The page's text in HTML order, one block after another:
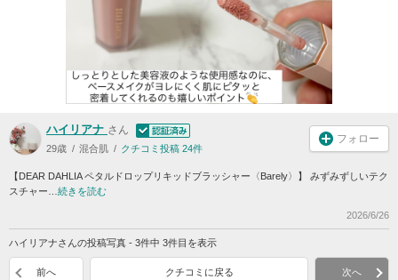
ハイリアナ さん
29歳 混合肌 クチコミ投稿 24件
フォロー
【DEAR DAHLIA ペタルドロップリキッドブラッシャー〈Barely〉】 みずみずしいテク
スチャー… 続きを読む
2026/6/26
ハイリアナさんの投稿写真 - 3件中 3件目を表示
前へ クチコミに戻る 次へ